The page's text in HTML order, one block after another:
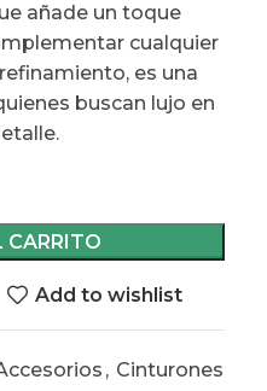
añade un toque
cualquier
es una
buscan lujo en
CARRITO
Add to wishlist
, Cinturones